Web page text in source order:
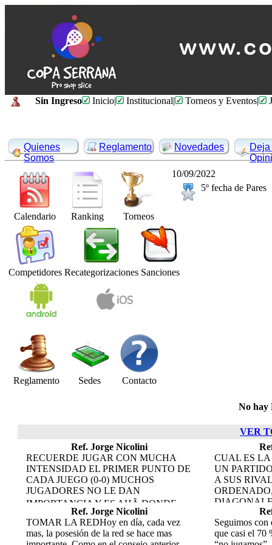
Sin Ingreso Inicio| Institucional| Torneos y Eventos|
Quienes
Somos
Reglamento Novedades
Deja
Calendario Ranking Torneos
Competidores Recategorizaciones Sanciones
Reglamento Sedes Contacto
10/09/2022
5º fecha de Pares
No hay
VER
Ref. Jorge Nicolini
RECUERDE JUGAR CON MUCHA
INTENSIDAD EL PRIMER PUNTO DE
CADA JUEGO (0-0) MUCHOS
JUGADORES NO LE DAN
IMPORTANCIA Y ES AHÃ DONDE
PUEDE HACER UNA DIFERENCIA
DESDE EL PRINCIPIO.
CUAL ES
UN
A SUS
CANTIDAD
BAJADAS
VOLEAS
Ref. Jorge Nicolini
TOMAR LA REDHoy en día, cada vez
mas, la posesión de la red se hace mas
Seguimos con
que casi el 70